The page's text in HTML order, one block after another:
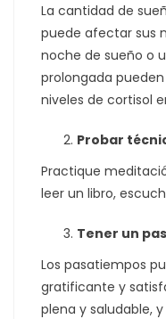
La cantidad de
puede afectar sus
noche de sueño o
prolongada
niveles de cortisol
Probar
Practique
leer un libro,
Tener un
Los pasatiempos
gratificante y
plena y saludable,